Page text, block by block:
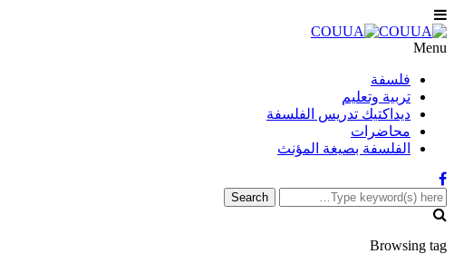
Menu
فلسفة
تربية وتعليم
ديداكتيك تدريس الفلسفة
محاضرات
الفلسفة بصيغة المؤنث
Browsing tag